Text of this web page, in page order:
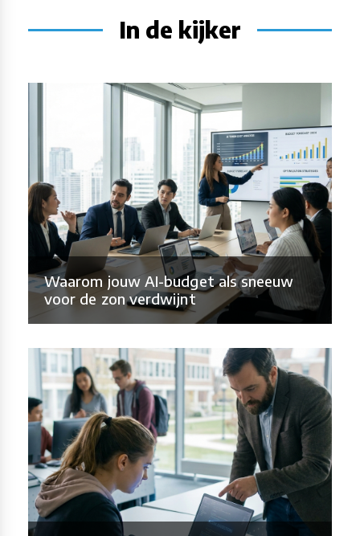
In de kijker
Waarom jouw AI-budget als sneeuw
voor de zon verdwijnt